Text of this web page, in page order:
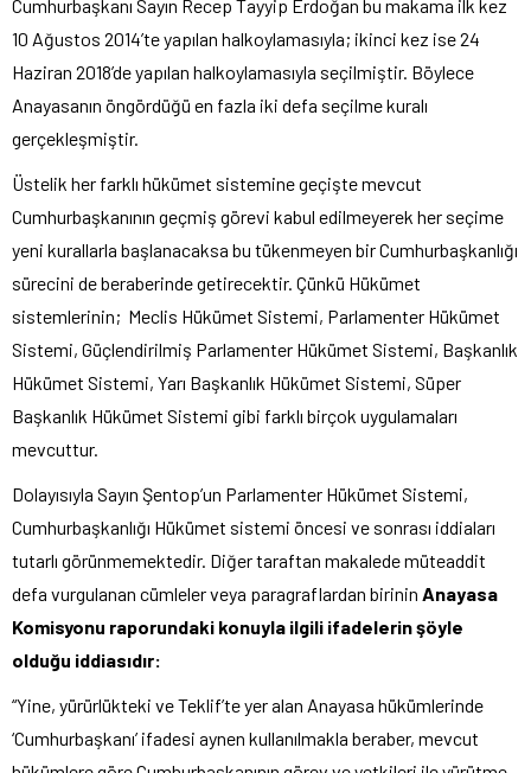
Cumhurbaşkanı Sayın Recep Tayyip Erdoğan bu makama ilk kez
10 Ağustos 2014’te yapılan halkoylamasıyla; ikinci kez ise 24
Haziran 2018’de yapılan halkoylamasıyla seçilmiştir. Böylece
Anayasanın öngördüğü en fazla iki defa seçilme kuralı
gerçekleşmiştir.
Üstelik her farklı hükümet sistemine geçişte mevcut
Cumhurbaşkanının geçmiş görevi kabul edilmeyerek her seçime
yeni kurallarla başlanacaksa bu tükenmeyen bir Cumhurbaşkanlığı
sürecini de beraberinde getirecektir. Çünkü Hükümet
sistemlerinin; Meclis Hükümet Sistemi, Parlamenter Hükümet
Sistemi, Güçlendirilmiş Parlamenter Hükümet Sistemi, Başkanlık
Hükümet Sistemi, Yarı Başkanlık Hükümet Sistemi, Süper
Başkanlık Hükümet Sistemi gibi farklı birçok uygulamaları
mevcuttur.
Dolayısıyla Sayın Şentop’un Parlamenter Hükümet Sistemi,
Cumhurbaşkanlığı Hükümet sistemi öncesi ve sonrası iddiaları
tutarlı görünmemektedir. Diğer taraftan makalede müteaddit
defa vurgulanan cümleler veya paragraflardan birinin Anayasa
Komisyonu raporundaki konuyla ilgili ifadelerin şöyle
olduğu iddiasıdır:
“Yine, yürürlükteki ve Teklif’te yer alan Anayasa hükümlerinde
‘Cumhurbaşkanı’ ifadesi aynen kullanılmakla beraber, mevcut